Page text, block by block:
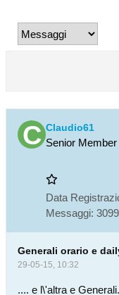
Claudio61
Senior Member
Data
Messaggi: 3099
Generali orario e
29-05-15, 10:32
.... e l\'altra e Generali.